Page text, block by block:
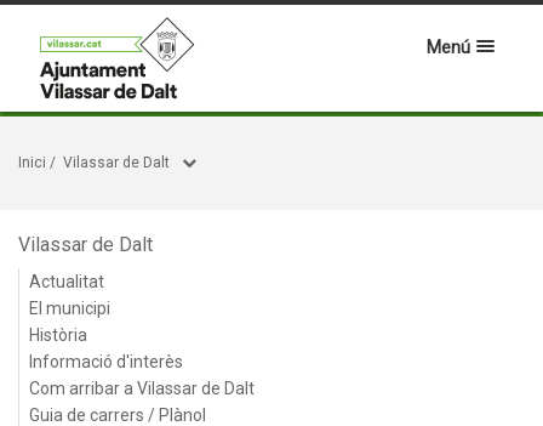
Menú
Inici / Vilassar de Dalt
Vilassar de Dalt
Actualitat
El municipi
Història
Informació d'interès
Com arribar a Vilassar de Dalt
Guia de carrers / Plànol